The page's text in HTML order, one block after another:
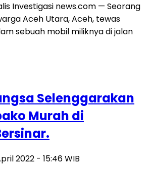
Investigasi news.com — Seorang
Aceh Utara, Aceh, tewas
sebuah mobil miliknya di jalan
Selenggarakan
Murah di
2022 - 15:46 WIB